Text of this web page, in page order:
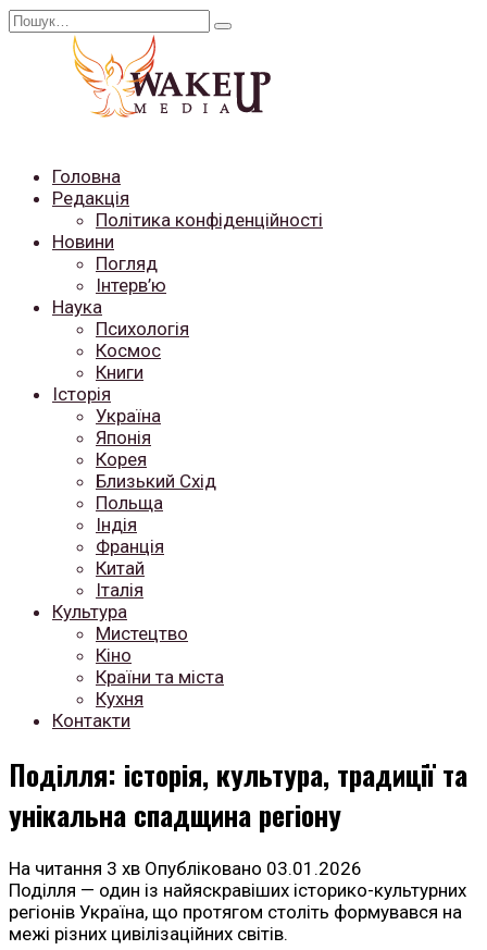
Перейти
Search
Головна
Редакція
Політика конфіденційності
Новини
Погляд
Інтерв’ю
Наука
Психологія
Космос
Книги
Історія
Україна
Японія
Корея
Близький Схід
Польща
Індія
Франція
Китай
Італія
Культура
Мистецтво
Кіно
Країни та міста
Кухня
Контакти
Поділля: історія, культура, традиції та
унікальна спадщина регіону
На читання 3 хв Опубліковано 03.01.2026
Поділля — один із найяскравіших історико-культурних
регіонів Україна, що протягом століть формувався на
межі різних цивілізаційних світів.